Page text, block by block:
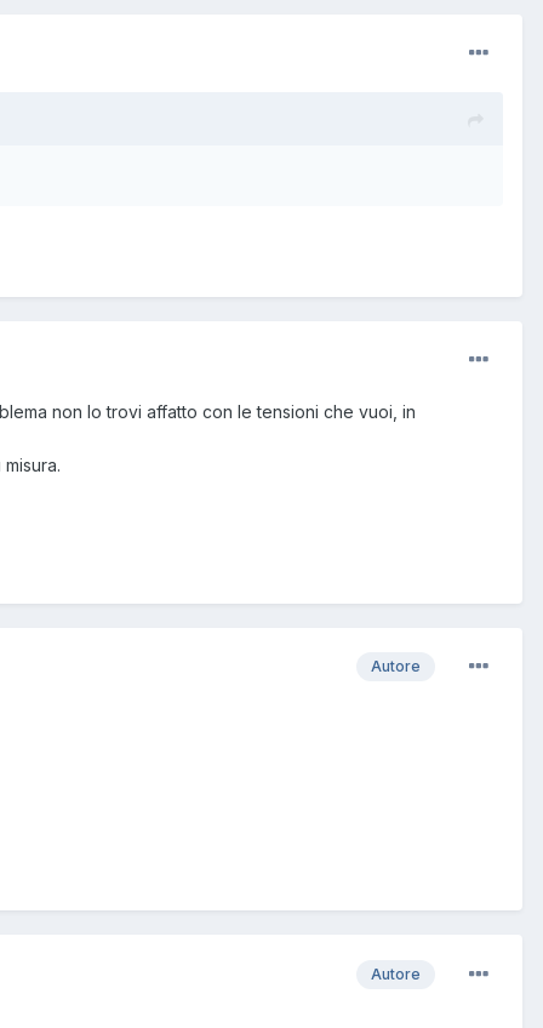
non lo trovi affatto con le tensioni che vuoi, in
Autore
Autore